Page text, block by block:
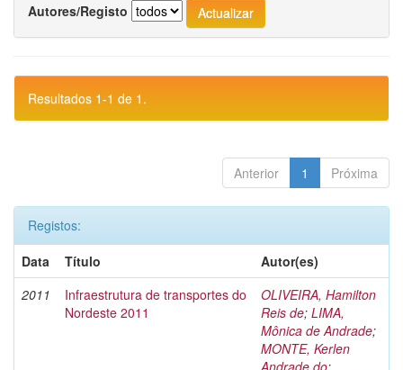
Autores/Registo
Resultados 1-1 de 1.
Anterior 1 Próxima
Registos:
Data
Título
Autor(es)
2011
Infraestrutura de transportes do
Nordeste 2011
OLIVEIRA, Hamilton
Reis de; LIMA,
Mônica de Andrade;
MONTE, Kerlen
Andrade do;